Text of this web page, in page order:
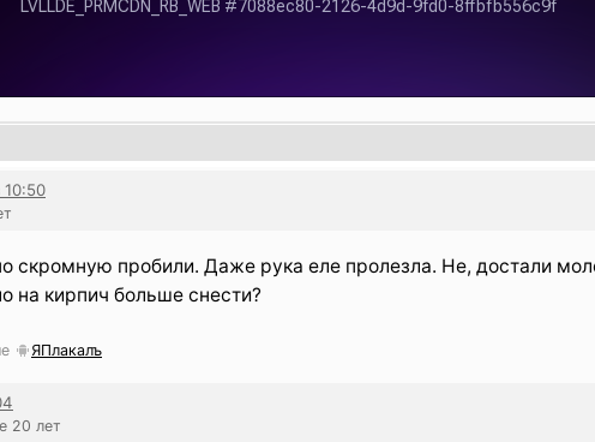
10:50
скромную пробили. Даже рука еле пролезла. Не, достали
на кирпич больше снести?
ЯПлакалъ
20 лет